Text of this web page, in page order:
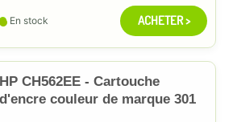
En stock ACHETER >
HP CH562EE - Cartouche
d'encre couleur de marque 301